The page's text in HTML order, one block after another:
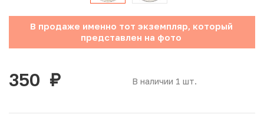
Наборы монет
Инвестиционные монеты
В продаже именно тот экземпляр, который
представлен на фото
В наличии 1 шт.
350 руб.